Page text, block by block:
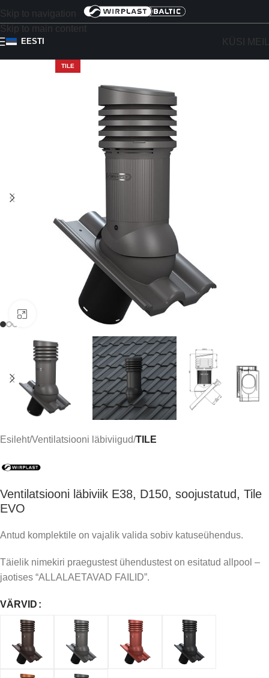
Skip to navigation
Skip to main content
EESTI KÜSI
TILE
Click to enlarge
Esileht Ventilatsiooni läbiviigud TILE
Ventilatsiooni läbiviik E38, D150, soojustatud, Tile
EVO
Antud komplektile on vajalik valida sobiv katuseühendus.
Täielik nimekiri praegustest ühendustest on esitatud allpool –
jaotises “ALLALAETAVAD FAILID”.
VÄRVID